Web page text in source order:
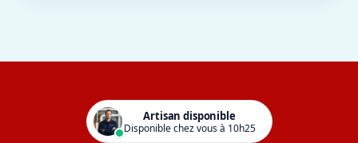
Artisan disponible
Disponible chez vous à 10h25